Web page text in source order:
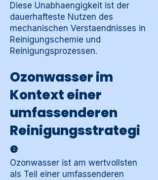
Diese Unabhaengigkeit ist der
dauerhafteste Nutzen des
mechanischen Verstaendnisses in
Reinigungschemie und
Reinigungsprozessen.
Ozonwasser im
Kontext einer
umfassenderen
Reinigungsstrategi
e
Ozonwasser ist am wertvollsten
als Teil einer umfassenderen